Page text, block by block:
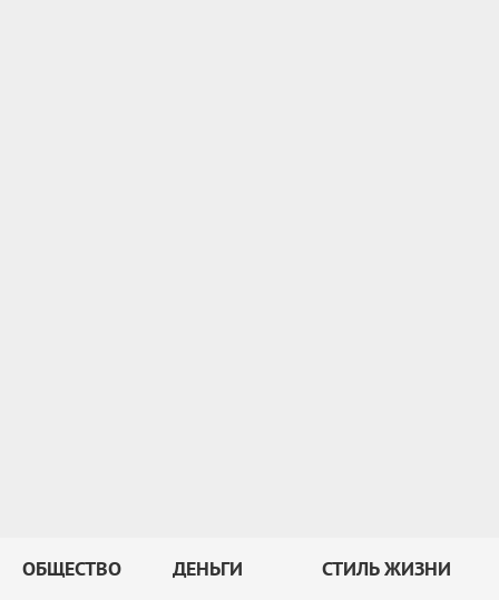
ОБЩЕСТВО ДЕНЬГИ СТИЛЬ ЖИЗНИ